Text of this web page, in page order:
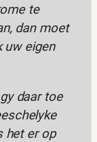
te
dan moet
uw eigen
daar toe
het er op